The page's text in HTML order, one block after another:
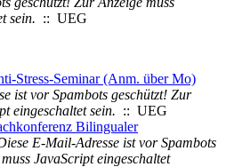
sein. :: UEG
Stress-Seminar (Anm. über Mo)
ist vor Spambots geschützt! Zur
eingeschaltet sein. :: UEG
Bilingualer
E-Mail-Adresse ist vor Spambots
JavaScript eingeschaltet